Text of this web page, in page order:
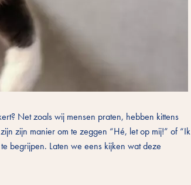
Net zoals wij mensen praten, hebben kittens
zijn manier om te zeggen “Hé, let op mij!” of “Ik
begrijpen. Laten we eens kijken wat deze